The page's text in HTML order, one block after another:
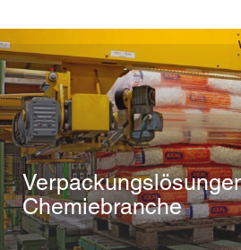
Chemiebranche